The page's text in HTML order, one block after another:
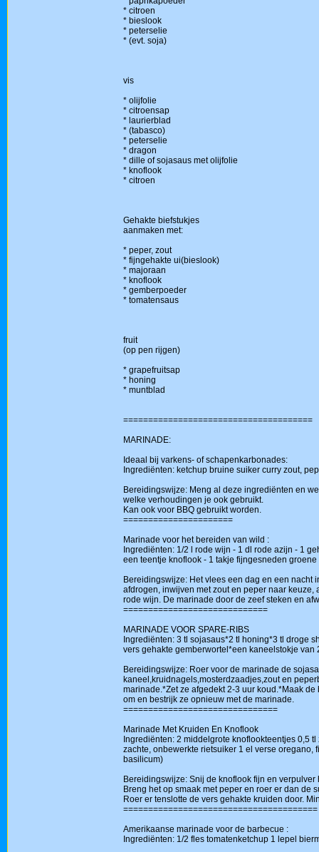
* citroen
* bieslook
* peterselie
* (evt. soja)
vis
* olijfolie
* citroensap
* laurierblad
* (tabasco)
* peterselie
* dragon
* dille of sojasaus met olijfolie
* knoflook
* citroen
Gehakte biefstukjes
aanmaken met:
* peper, zout
* fijngehakte ui(bieslook)
* majoraan
* knoflook
* gemberpoeder
* tomatensaus
fruit
(op pen rijgen)
* grapefruitsap
* honing
* muntblad
======================================
MARINADE:
Ideaal bij varkens- of schapenkarbonades:
Ingrediënten: ketchup bruine suiker curry zout,
Bereidingswijze: Meng al deze ingrediënten en
welke verhoudingen je ook gebruikt.
Kan ook voor BBQ gebruikt worden.
======================
Marinade voor het bereiden van wild :
Ingrediënten: 1/2 l rode wijn - 1 dl rode azijn - 1
een teentje knoflook - 1 takje fijngesneden groene
Bereidingswijze: Het vlees een dag en een nacht
afdrogen, inwijven met zout en peper naar
rode wijn. De marinade door de zeef steken en
=============================
MARINADE VOOR SPARE-RIBS
Ingrediënten: 3 tl sojasaus*2 tl honing*3 tl droge
vers gehakte gemberwortel*een kaneelstokje
Bereidingswijze: Roer voor de marinade de
kaneel,kruidnagels,mosterdzaadjes,zout en
marinade.*Zet ze afgedekt 2-3 uur koud.*Maak
om en bestrijk ze opnieuw met de marinade.
===============================
Marinade Met Kruiden En Knoflook
Ingrediënten: 2 middelgrote knoflookteentjes 0,5
zachte, onbewerkte rietsuiker 1 el verse
basilicum)
Bereidingswijze: Snij de knoflook fijn en
Breng het op smaak met peper en roer er dan de
Roer er tenslotte de vers gehakte kruiden door.
=======================================
Amerikaanse marinade voor de barbecue :
Ingrediënten: 1/2 fles tomatenketchup 1 lepel